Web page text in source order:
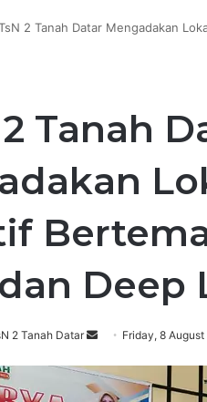
2 Tanah Datar Mengadakan
Tanah
Deep
2 Tanah Datar
Send
email
Friday, 8